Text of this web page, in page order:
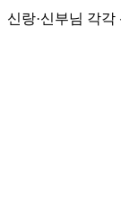
신랑·신부님 각